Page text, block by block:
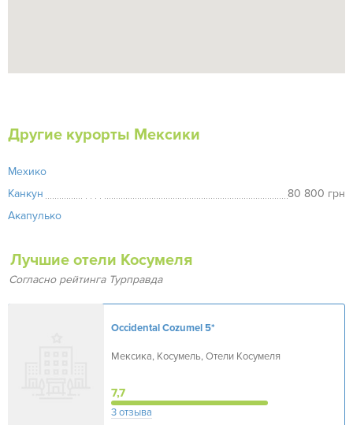
Другие курорты Мексики
Мехико
Канкун
80 800 грн
Акапулько
Лучшие отели Косумеля
Согласно рейтинга Турправда
Occidental Cozumel5*
Мексика, Косумель, Отели Косумеля
7,7
3 отзыва